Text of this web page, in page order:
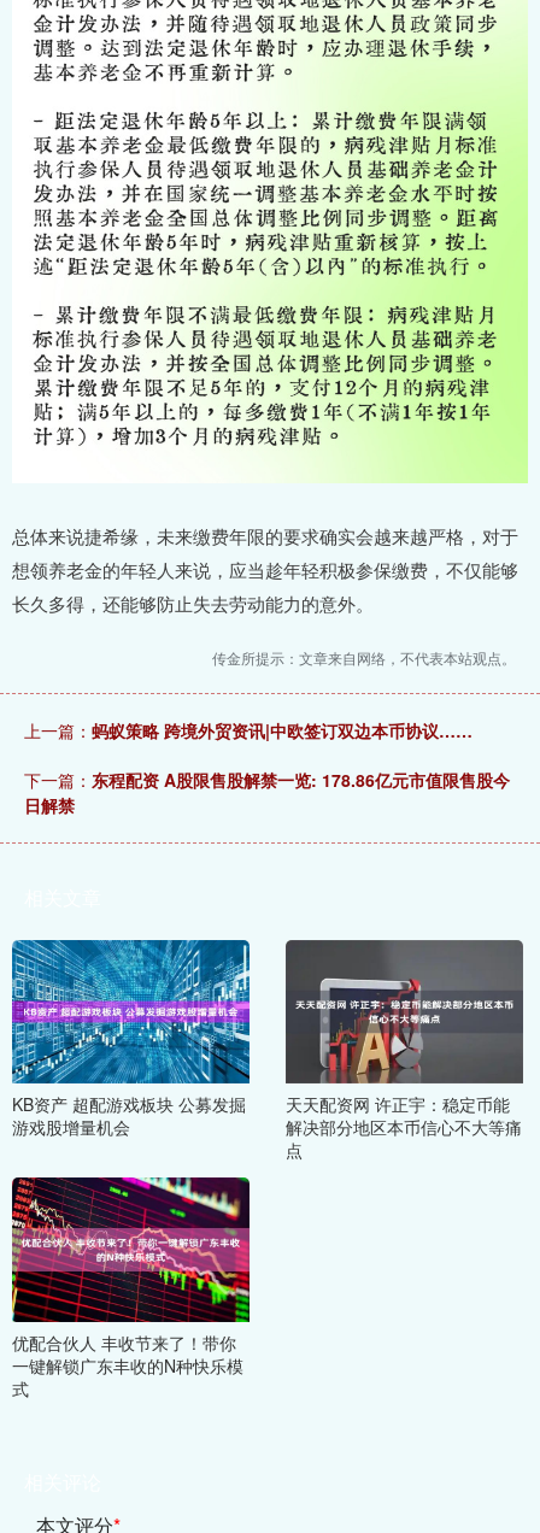
总体来说捷希缘，未来缴费年限的要求确实会越来越严格，对于
想领养老金的年轻人来说，应当趁年轻积极参保缴费，不仅能够
长久多得，还能够防止失去劳动能力的意外。
传金所提示：文章来自网络，不代表本站观点。
上一篇： 蚂蚁策略 跨境外贸资讯|中欧签订双边本币协议……
下一篇： 东程配资 A股限售股解禁一览: 178.86亿元市值限售股今
日解禁
KB资产 超配游戏板块 公募发掘
游戏股增量机会
天天配资网 许正宇：稳定币能
解决部分地区本币信心不大等痛
点
优配合伙人 丰收节来了！带你
一键解锁广东丰收的N种快乐模
式
本文评分*